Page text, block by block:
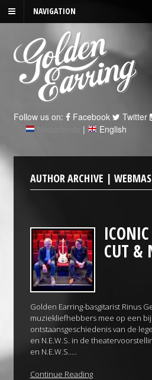
NAVIGATION
Follow us on: Facebook Twitter
| English
AUTHOR ARCHIVE |
CUT &
Golden Earring-basgitarist Rinus
muziekliefhebbers mee op een
ontstaansgeschiedenis van de
en N.E.W.S. in de
en N.E.W.S…..
Continue Reading